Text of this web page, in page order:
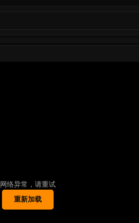
网络异常，请重试
重新加载